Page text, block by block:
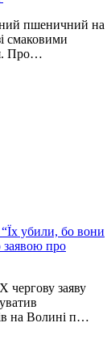
пшеничний на
смаковими
Про…
“Їх убили, бо вони
заявою про
заяву
на Волині п…